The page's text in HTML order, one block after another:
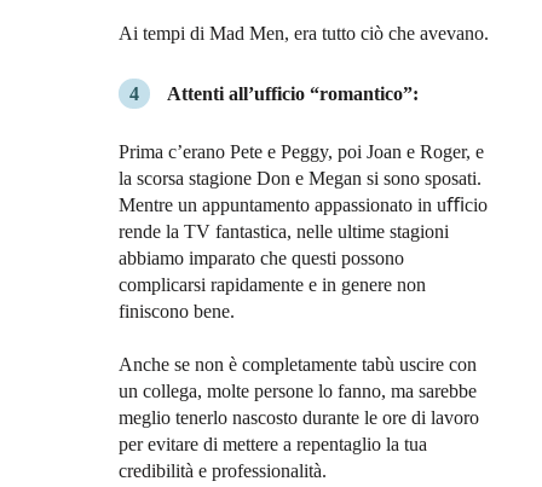
Ai tempi di Mad Men, era tutto ciò che avevano.
Attenti all’ufficio “romantico”:
Prima c’erano Pete e Peggy, poi Joan e Roger, e
la scorsa stagione Don e Megan si sono sposati.
Mentre un appuntamento appassionato in uﬃcio
rende la TV fantastica, nelle ultime stagioni
abbiamo imparato che questi possono
complicarsi rapidamente e in genere non
finiscono bene.
Anche se non è completamente tabù uscire con
un collega, molte persone lo fanno, ma sarebbe
meglio tenerlo nascosto durante le ore di lavoro
per evitare di mettere a repentaglio la tua
credibilità e professionalità.